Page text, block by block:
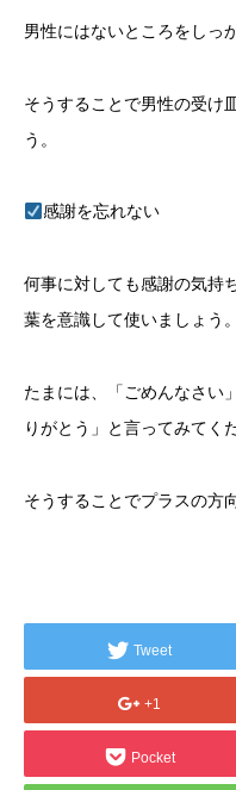
男性にはないところをしっ
そうすることで男性の受け
う。
感謝を忘れない
何事に対しても感謝の気持
葉を意識して使いましょう。
たまには、「ごめんなさい
りがとう」と言ってみてく
そうすることでプラスの方
Tweet
+1
Pocket